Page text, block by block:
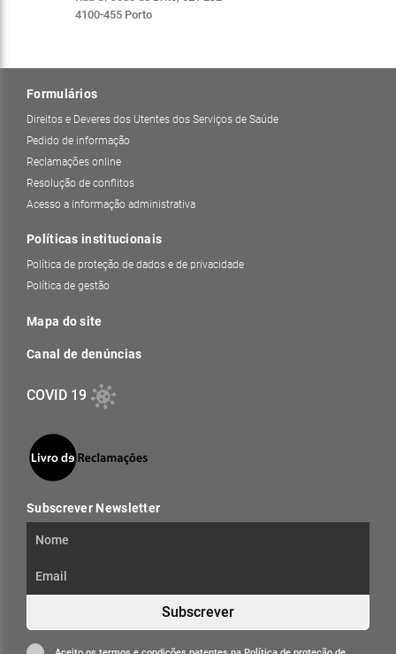
4100-455 Porto
Formulários
Direitos e Deveres dos Utentes dos Serviços de Saúde
Pedido de informação
Reclamações online
Resolução de conflitos
Acesso a informação administrativa
Políticas institucionais
Política de proteção de dados e de privacidade
Política de gestão
Mapa do site
Canal de denúncias
COVID 19
Subscrever Newsletter
Subscrever